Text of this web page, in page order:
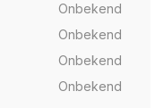
Onbekend
Onbekend
Onbekend
Onbekend